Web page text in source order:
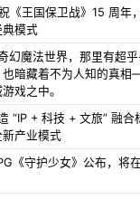
《王国保卫战》15 周年
典模式
幻魔法世界，那里有超
也暗藏着不为人知的真
戏之中。
“IP + 科技 + 文旅” 融
产业模式
《守护少女》公布，将